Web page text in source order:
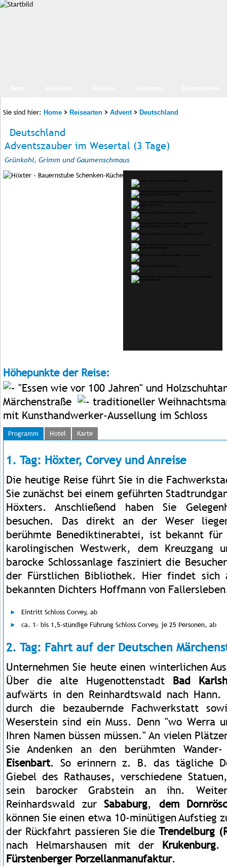
Sie sind hier: Home > Reisearten > Advent> Deutschland
Deutschland
Adventszauber im Wesertal (3 Tage)
Grünkohl, Grimm und Gaumenschmaus
Höhepunkte der Reise:
"Essen wie vor 100 Jahren" und
Märchenstraße
traditioneller
mit Kunsthandwerker-Aussellung im Schloss
Programm Hotel Karte
1. Tag: Höxter, Corvey und Anreise
Die heutige Reise führt Sie in die
Sie zunächst bei einem geführten
Höxters. Anschließend haben Sie
besuchen. Das direkt an der Weser
berühmte Benediktinerabtei, ist bekannt
karolingischen Westwerk, dem Kreuzgang
barocke Schlossanlage fasziniert die
der Fürstlichen Bibliothek. Hier findet sich
bekannten Dichters Hoffmann von
Eintritt Schloss Corvey, ab
ca. 1- bis 1,5-stündige Führung Schloss Corvey, je 25 Personen, ab
2. Tag: Fahrt auf der Deutschen
Unternehmen Sie heute einen winterlichen
Über die alte Hugenottenstadt Bad
aufwärts in den Reinhardtswald nach Hann.
durch die bezaubernde Fachwerkstatt
Weserstein sind ein Muss. Denn "wo Werra
Ihren Namen büssen müssen." An vielen
Sie Andenken an den berühmten
Eisenbart. So erinnern z. B. das tägliche
Giebel des Rathauses, verschiedene
sein barocker Grabstein an ihn.
Reinhardswald zurSababurg, dem
können Sie einen etwa 10-minütigen Aufstieg
der Rückfahrt passieren Sie dieTrendelburg
nach Helmarshausen mit der Krukenburg.
Fürstenberger Porzellanmanufaktur.